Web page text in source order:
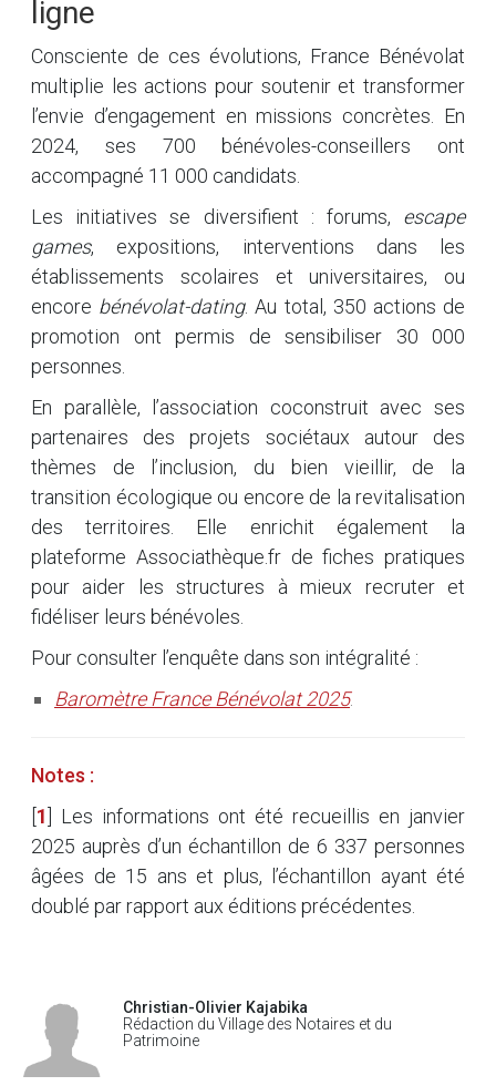
ligne
Consciente de ces évolutions, France Bénévolat
multiplie les actions pour soutenir et transformer
l’envie d’engagement en missions concrètes. En
2024, ses 700 bénévoles-conseillers ont
accompagné 11 000 candidats.
Les initiatives se diversifient : forums, escape
games, expositions, interventions dans les
établissements scolaires et universitaires, ou
encore bénévolat-dating. Au total, 350 actions de
promotion ont permis de sensibiliser 30 000
personnes.
En parallèle, l’association coconstruit avec ses
partenaires des projets sociétaux autour des
thèmes de l’inclusion, du bien vieillir, de la
transition écologique ou encore de la revitalisation
des territoires. Elle enrichit également la
plateforme Associathèque.fr de fiches pratiques
pour aider les structures à mieux recruter et
fidéliser leurs bénévoles.
Pour consulter l’enquête dans son intégralité :
Baromètre France Bénévolat 2025.
Notes :
1
Les informations ont été recueillis en janvier
2025 auprès d’un échantillon de 6 337 personnes
âgées de 15 ans et plus, l’échantillon ayant été
doublé par rapport aux éditions précédentes.
Christian-Olivier Kajabika
Rédaction du Village des Notaires et du
Patrimoine